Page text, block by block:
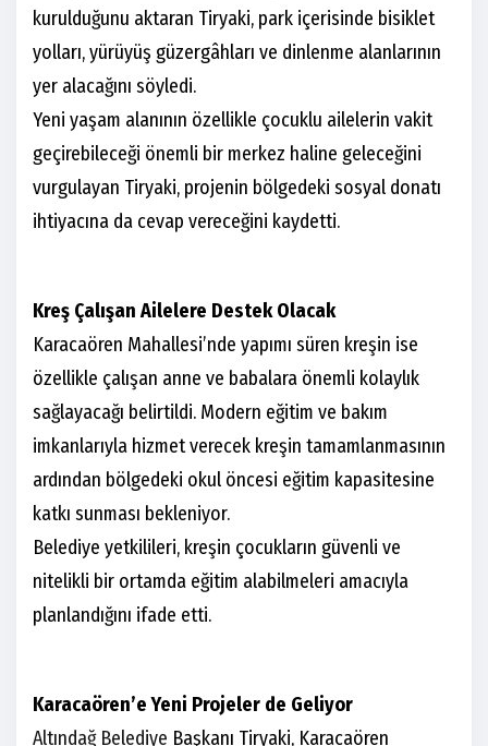
kurulduğunu aktaran Tiryaki, park içerisinde bisiklet
yolları, yürüyüş güzergâhları ve dinlenme alanlarının
yer alacağını söyledi.
Yeni yaşam alanının özellikle çocuklu ailelerin vakit
geçirebileceği önemli bir merkez haline geleceğini
vurgulayan Tiryaki, projenin bölgedeki sosyal donatı
ihtiyacına da cevap vereceğini kaydetti.
Kreş Çalışan Ailelere Destek Olacak
Karacaören Mahallesi’nde yapımı süren kreşin ise
özellikle çalışan anne ve babalara önemli kolaylık
sağlayacağı belirtildi. Modern eğitim ve bakım
imkanlarıyla hizmet verecek kreşin tamamlanmasının
ardından bölgedeki okul öncesi eğitim kapasitesine
katkı sunması bekleniyor.
Belediye yetkilileri, kreşin çocukların güvenli ve
nitelikli bir ortamda eğitim alabilmeleri amacıyla
planlandığını ifade etti.
Karacaören’e Yeni Projeler de Geliyor
Altındağ Belediye Başkanı Tiryaki, Karacaören